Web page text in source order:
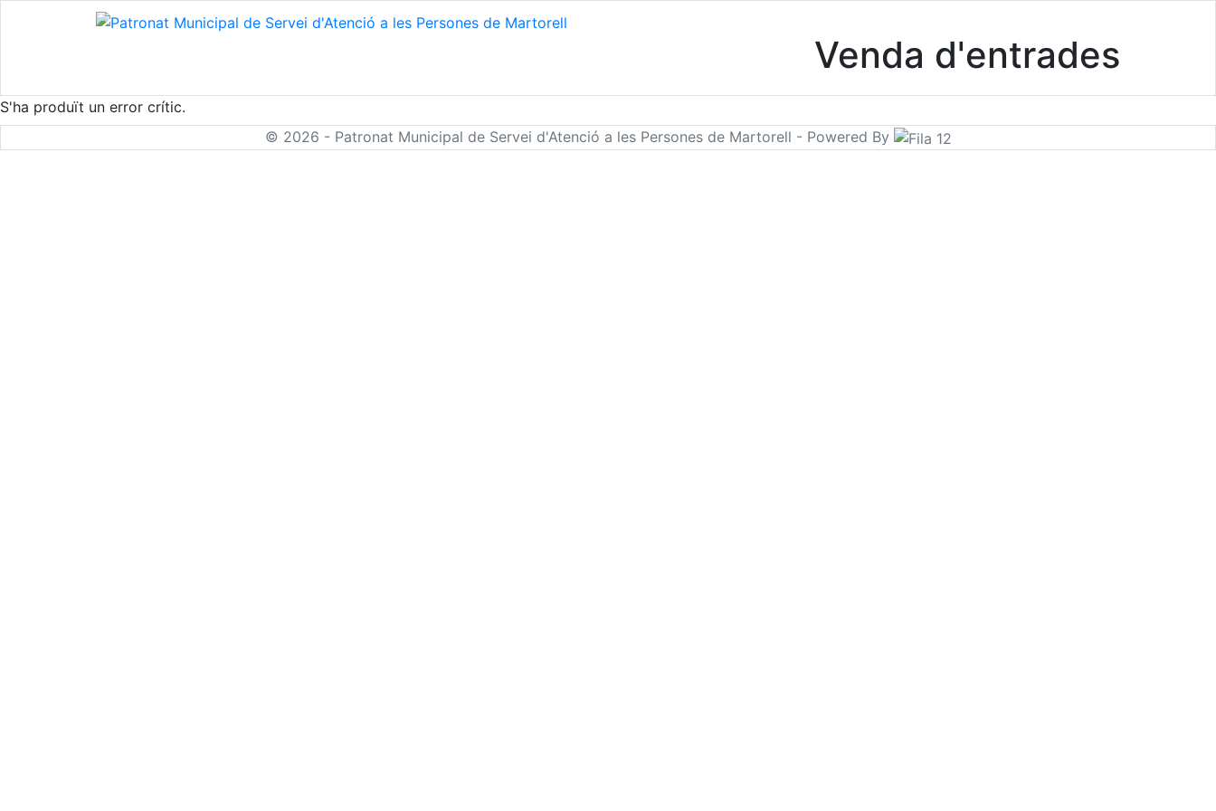
Venda d'entrades
S'ha produït un error crític.
© 2026 - Patronat Municipal de Servei d'Atenció a les Persones de Martorell - Powered By